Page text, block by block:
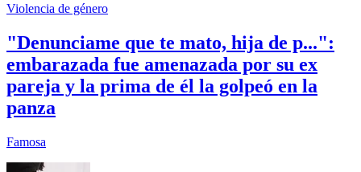
Violencia de género
"Denunciame que te mato, hija de p...":
embarazada fue amenazada por su ex
pareja y la prima de él la golpeó en la
panza
Famosa